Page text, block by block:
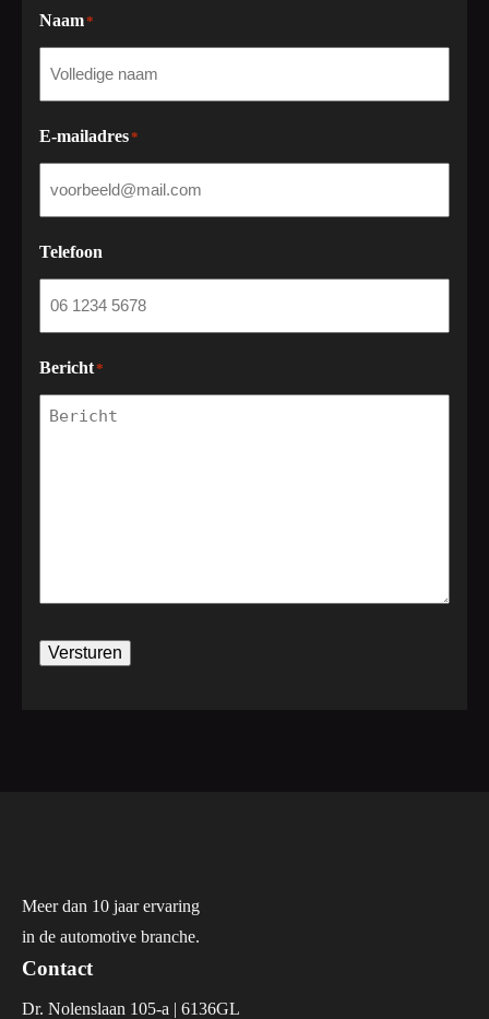
Naam*
E-mailadres*
Telefoon
Bericht*
Versturen
Meer dan 10 jaar ervaring
in de automotive branche.
Contact
Dr. Nolenslaan 105-a | 6136GL